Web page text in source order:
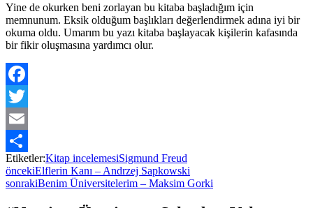
Yine de okurken beni zorlayan bu kitaba başladığım için
memnunum. Eksik olduğum başlıkları değerlendirmek adına iyi bir
okuma oldu. Umarım bu yazı kitaba başlayacak kişilerin kafasında
bir fikir oluşmasına yardımcı olur.
Facebook
Twitter
Email
Share
Etiketler:Kitap incelemesiSigmund Freud
öncekiElflerin Kanı – Andrzej Sapkowski
sonrakiBenim Üniversitelerim – Maksim Gorki